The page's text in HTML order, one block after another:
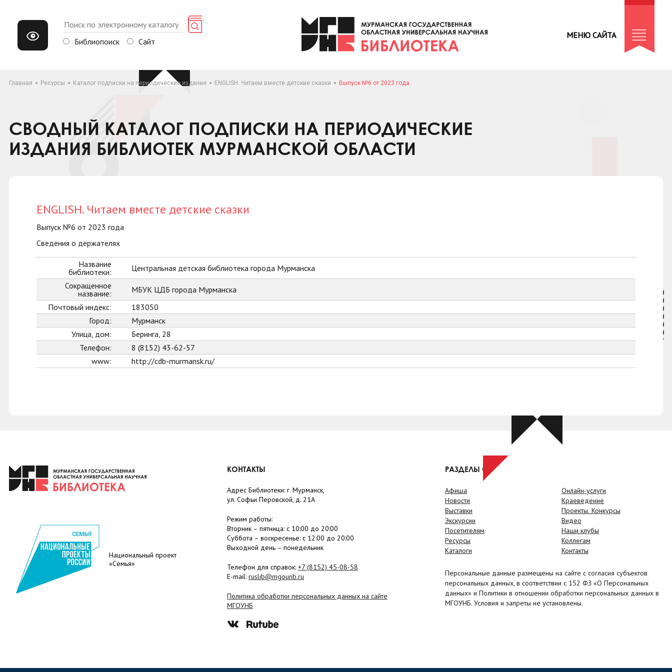
Библиопоиск Сайт
МЕНЮ САЙТА
Главная Ресурсы Каталог подписки на периодические издания ENGLISH. Читаем вместе детские сказки Выпуск №6 от 2023 года
СВОДНЫЙ КАТАЛОГ ПОДПИСКИ НА ПЕРИОДИЧЕСКИЕ
ИЗДАНИЯ БИБЛИОТЕК МУРМАНСКОЙ ОБЛАСТИ
ENGLISH. Читаем вместе детские сказки
Выпуск №6 от 2023 года
Сведения о держателях
Название
библиотеки:
Центральная детская библиотека города Мурманска
Сокращенное
название:
МБУК ЦДБ города Мурманска
Почтовый индекс:
183050
Город:
Мурманск
Улица, дом:
Беринга, 28
Телефон:
8 (8152) 43-62-57
www:
http://cdb-murmansk.ru/
Национальный проект
«Семья»
КОНТАКТЫ
Адрес Библиотеки: г. Мурманск,
ул. Софьи Перовской, д. 21А
Режим работы:
Вторник – пятница: с 10:00 до 20:00
Суббота – воскресенье: c 12:00 до 20:00
Выходной день – понедельник
Телефон для справок: +7 (8152) 45-08-58
E-mail: ruslib@mgounb.ru
Политика обработки персональных данных на сайте
МГОУНБ
РАЗДЕЛЫ САЙТА
Афиша
Новости
Выставки
Экскурсии
Посетителям
Ресурсы
Каталоги
Онлайн-услуги
Краеведение
Проекты. Конкурсы
Видео
Наши клубы
Коллегам
Контакты
Персональные данные размещены на сайте с согласия субъектов
персональных данных, в соответствии с 152 ФЗ «О Персональных
данных» и Политики в отношении обработки персональных данных в
МГОУНБ. Условия и запреты не установлены.